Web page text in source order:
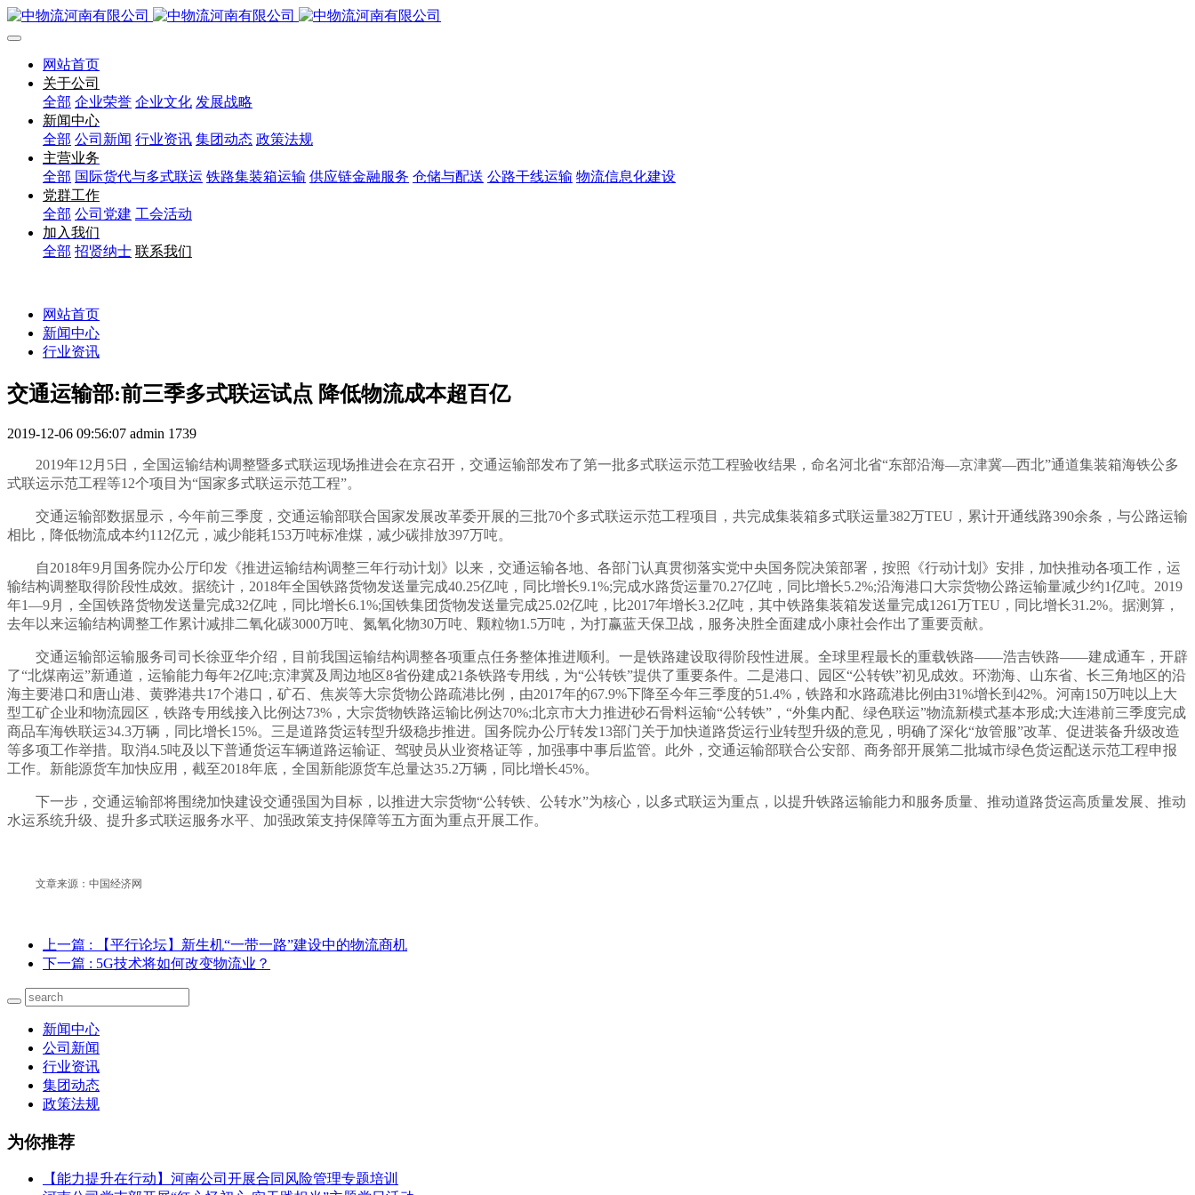
网站首页
关于公司
全部 企业荣誉 企业文化 发展战略
新闻中心
全部 公司新闻 行业资讯 集团动态 政策法规
主营业务
全部 国际货代与多式联运 铁路集装箱运输 供应链金融服务 仓储与配送 公路干线运输 物流信息化建设
党群工作
全部 公司党建 工会活动
加入我们
全部 招贤纳士 联系我们
网站首页
新闻中心
行业资讯
交通运输部:前三季多式联运试点 降低物流成本超百亿
2019-12-06 09:56:07 admin 1739
2019年12月5日，全国运输结构调整暨多式联运现场推进会在京召开，交通运输部发布了第一批多式联运示范工程验收结果，命名河北省“东部沿海—京津冀—西北”通道集装箱海铁公多
式联运示范工程等12个项目为“国家多式联运示范工程”。
交通运输部数据显示，今年前三季度，交通运输部联合国家发展改革委开展的三批70个多式联运示范工程项目，共完成集装箱多式联运量382万TEU，累计开通线路390余条，与公路运输
相比，降低物流成本约112亿元，减少能耗153万吨标准煤，减少碳排放397万吨。
自2018年9月国务院办公厅印发《推进运输结构调整三年行动计划》以来，交通运输各地、各部门认真贯彻落实党中央国务院决策部署，按照《行动计划》安排，加快推动各项工作，运
输结构调整取得阶段性成效。据统计，2018年全国铁路货物发送量完成40.25亿吨，同比增长9.1%;完成水路货运量70.27亿吨，同比增长5.2%;沿海港口大宗货物公路运输量减少约1亿吨。2019
年1—9月，全国铁路货物发送量完成32亿吨，同比增长6.1%;国铁集团货物发送量完成25.02亿吨，比2017年增长3.2亿吨，其中铁路集装箱发送量完成1261万TEU，同比增长31.2%。据测算，
去年以来运输结构调整工作累计减排二氧化碳3000万吨、氮氧化物30万吨、颗粒物1.5万吨，为打赢蓝天保卫战，服务决胜全面建成小康社会作出了重要贡献。
交通运输部运输服务司司长徐亚华介绍，目前我国运输结构调整各项重点任务整体推进顺利。一是铁路建设取得阶段性进展。全球里程最长的重载铁路——浩吉铁路——建成通车，开辟
了“北煤南运”新通道，运输能力每年2亿吨;京津冀及周边地区8省份建成21条铁路专用线，为“公转铁”提供了重要条件。二是港口、园区“公转铁”初见成效。环渤海、山东省、长三角地区的沿
海主要港口和唐山港、黄骅港共17个港口，矿石、焦炭等大宗货物公路疏港比例，由2017年的67.9%下降至今年三季度的51.4%，铁路和水路疏港比例由31%增长到42%。河南150万吨以上大
型工矿企业和物流园区，铁路专用线接入比例达73%，大宗货物铁路运输比例达70%;北京市大力推进砂石骨料运输“公转铁”，“外集内配、绿色联运”物流新模式基本形成;大连港前三季度完成
商品车海铁联运34.3万辆，同比增长15%。三是道路货运转型升级稳步推进。国务院办公厅转发13部门关于加快道路货运行业转型升级的意见，明确了深化“放管服”改革、促进装备升级改造
等多项工作举措。取消4.5吨及以下普通货运车辆道路运输证、驾驶员从业资格证等，加强事中事后监管。此外，交通运输部联合公安部、商务部开展第二批城市绿色货运配送示范工程申报
工作。新能源货车加快应用，截至2018年底，全国新能源货车总量达35.2万辆，同比增长45%。
下一步，交通运输部将围绕加快建设交通强国为目标，以推进大宗货物“公转铁、公转水”为核心，以多式联运为重点，以提升铁路运输能力和服务质量、推动道路货运高质量发展、推动
水运系统升级、提升多式联运服务水平、加强政策支持保障等五方面为重点开展工作。
文章来源：中国经济网
上一篇 : 【平行论坛】新生机“一带一路”建设中的物流商机
下一篇 : 5G技术将如何改变物流业？
新闻中心
公司新闻
行业资讯
集团动态
政策法规
为你推荐
【能力提升在行动】河南公司开展合同风险管理专题培训